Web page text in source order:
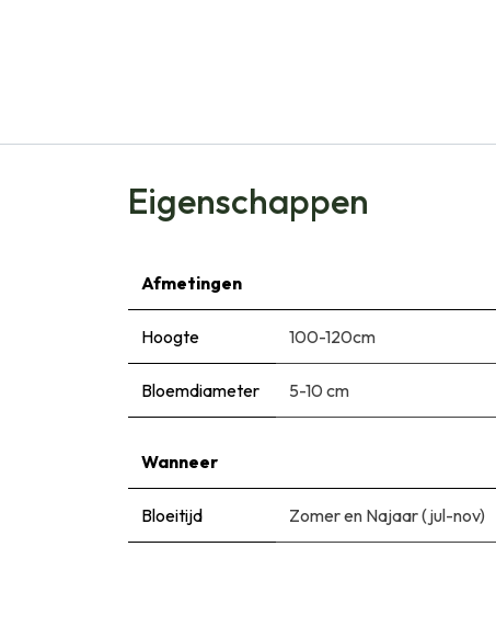
Eigenschappen
Afmetingen
Hoogte 100-120cm
Bloemdiameter 5-10 cm
Wanneer
Bloeitijd Zomer en Najaar (jul-nov)